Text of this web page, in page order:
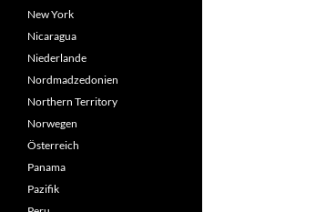
New York
Nicaragua
Niederlande
Nordmadzedonien
Northern Territory
Norwegen
Österreich
Panama
Pazifik